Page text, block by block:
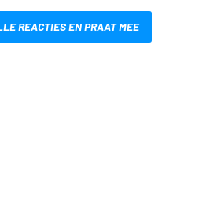
REACTIES EN PRAAT MEE